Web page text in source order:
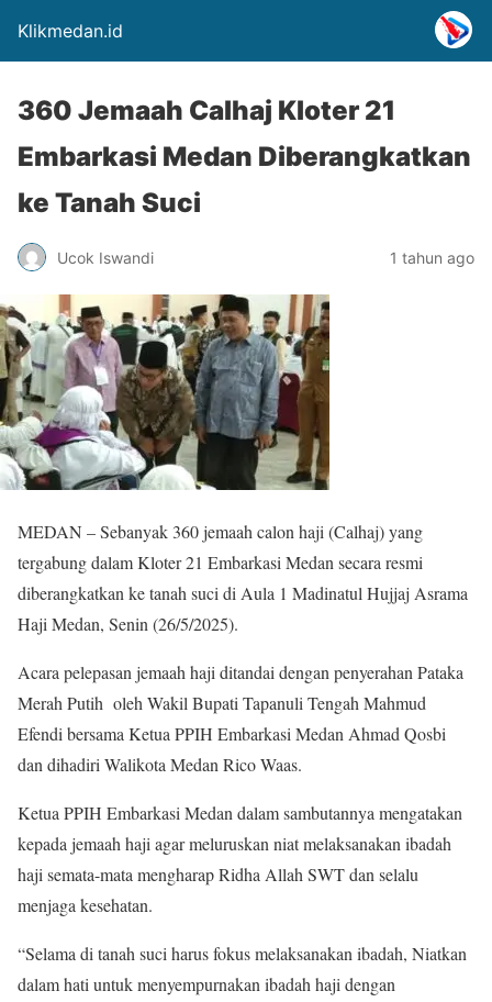
Klikmedan.id
360 Jemaah Calhaj Kloter 21
Embarkasi Medan Diberangkatkan
ke Tanah Suci
Ucok Iswandi 1 tahun ago
MEDAN – Sebanyak 360 jemaah calon haji (Calhaj) yang
tergabung dalam Kloter 21 Embarkasi Medan secara resmi
diberangkatkan ke tanah suci di Aula 1 Madinatul Hujjaj Asrama
Haji Medan, Senin (26/5/2025).
Acara pelepasan jemaah haji ditandai dengan penyerahan Pataka
Merah Putih oleh Wakil Bupati Tapanuli Tengah Mahmud
Efendi bersama Ketua PPIH Embarkasi Medan Ahmad Qosbi
dan dihadiri Walikota Medan Rico Waas.
Ketua PPIH Embarkasi Medan dalam sambutannya mengatakan
kepada jemaah haji agar meluruskan niat melaksanakan ibadah
haji semata-mata mengharap Ridha Allah SWT dan selalu
menjaga kesehatan.
“Selama di tanah suci harus fokus melaksanakan ibadah, Niatkan
dalam hati untuk menyempurnakan ibadah haji dengan